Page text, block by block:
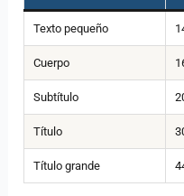
Texto pequeño
Cuerpo
Subtítulo
Título
Título grande